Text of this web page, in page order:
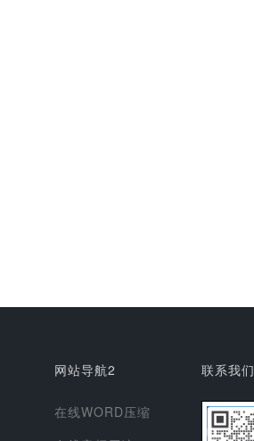
网站导航2
在线WORD压缩
联系我们